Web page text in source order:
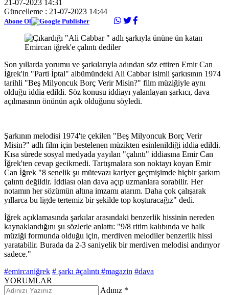
21-07-2023 14:31
Güncelleme : 21-07-2023 14:44
Abone Ol
Son yıllarda yorumu ve şarkılarıyla adından söz ettiren Emir Can
İğrek'in "Parti İptal" albümündeki Ali Cabbar isimli şarkısının 1974
tarihli "Beş Milyoncuk Borç Verir Misin?" film müziğiyle aynı
olduğu iddia edildi. Söz konusu iddiayı yalanlayan şarkıcı, dava
açılmasının önünün açık olduğunu söyledi.
Şarkının melodisi 1974'te çekilen "Beş Milyoncuk Borç Verir
Misin?" adlı film için bestelenen müzikten esinlenildiği iddia edildi.
Kısa sürede sosyal medyada yayılan "çalıntı" iddiasına Emir Can
İğrek'ten cevap gecikmedi. Tartışmalara son noktayı koyan Emir
Can İğrek "8 senelik şu mütevazı kariyer geçmişimde hiçbir şarkım
çalıntı değildir. İddiası olan dava açıp uzmanlara sorabilir. Her
notamın her sözümün altına imzamı atarım. Daha çok çalışarak
yıllarca bu ligde tertemiz bir şekilde top koşturacağız" dedi.
İğrek açıklamasında şarkılar arasındaki benzerlik hissinin nereden
kaynaklandığını şu sözlerle anlattı: "9/8 ritim kalıbında ve halk
müziği formunda olduğu için, merdiven melodiler benzerlik hissi
yaratabilir. Burada da 2-3 saniyelik bir merdiven melodisi andırıyor
sadece."
#emircaniğrek # şarkı #çalıntı #magazin #dava
YORUMLAR
Adınız *